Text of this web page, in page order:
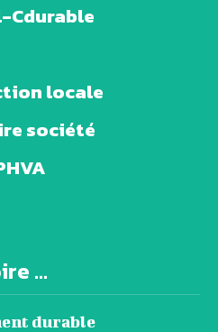
Cdurable
locale
société
...
durable